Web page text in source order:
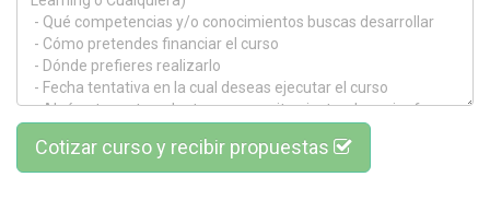
Cotizar curso y recibir propuestas